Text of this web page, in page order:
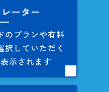
ーター
のプランや有料
択していただく
示されます